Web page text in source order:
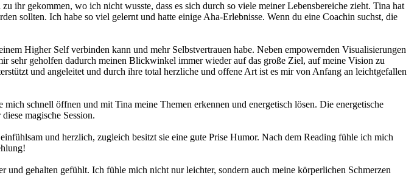
ihr gekommen, wo ich nicht wusste, dass es sich durch so viele meiner Lebensbereiche zieht. Tina hat
sollten. Ich habe so viel gelernt und hatte einige Aha-Erlebnisse. Wenn du eine Coachin suchst, die
Higher Self verbinden kann und mehr Selbstvertrauen habe. Neben empowernden Visualisierungen
sehr geholfen dadurch meinen Blickwinkel immer wieder auf das große Ziel, auf meine Vision zu
und angeleitet und durch ihre total herzliche und offene Art ist es mir von Anfang an leichtgefallen
schnell öffnen und mit Tina meine Themen erkennen und energetisch lösen. Die energetische
magische Session.
und herzlich, zugleich besitzt sie eine gute Prise Humor. Nach dem Reading fühle ich mich
und gehalten gefühlt. Ich fühle mich nicht nur leichter, sondern auch meine körperlichen Schmerzen